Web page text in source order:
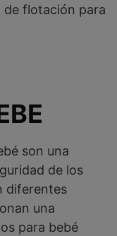
de flotación para
son una
de los
diferentes
una
para bebé